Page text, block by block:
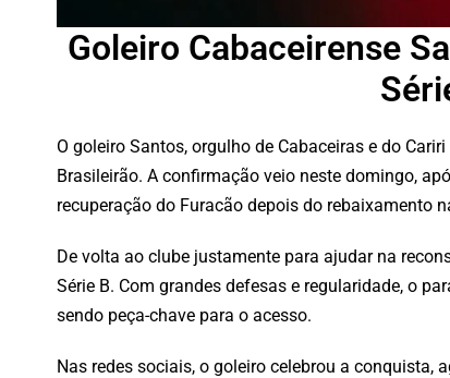
Goleiro Cabaceirense
O goleiro Santos, orgulho de Cabaceiras e do
Brasileirão. A confirmação veio neste domingo,
recuperação do Furacão depois do rebaixamento
De volta ao clube justamente para ajudar na
Série B. Com grandes defesas e regularidade, o
sendo peça-chave para o acesso.
Nas redes sociais, o goleiro celebrou a conquista,